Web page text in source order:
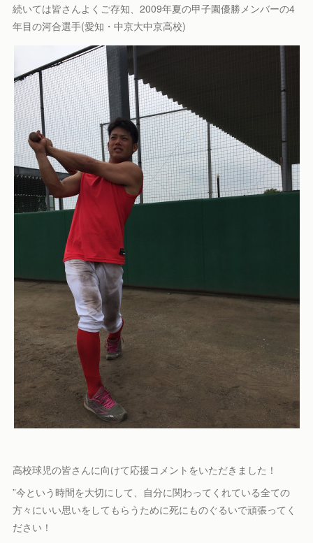
続いては皆さんよくご存知、2009年夏の甲子園優勝メンバーの4
年目の河合選手(愛知・中京大中京高校)
高校球児の皆さんに向けて応援コメントをいただきました！
”今という時間を大切にして、自分に関わってくれている全ての
方々にいい思いをしてもらうために死にものぐるいで頑張ってく
ださい！